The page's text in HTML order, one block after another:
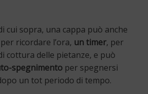
cui sopra, una cappa può anche
ricordare l’ora, un timer, per
cottura delle pietanze, e può
spegnimento per spegnersi
un tot periodo di tempo.